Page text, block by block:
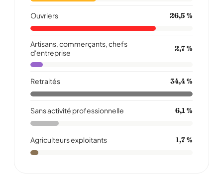
Ouvriers 26,5 %
Artisans, commerçants, chefs
d'entreprise
2,7 %
Retraités 34,4 %
Sans activité professionnelle 6,1 %
Agriculteurs exploitants 1,7 %